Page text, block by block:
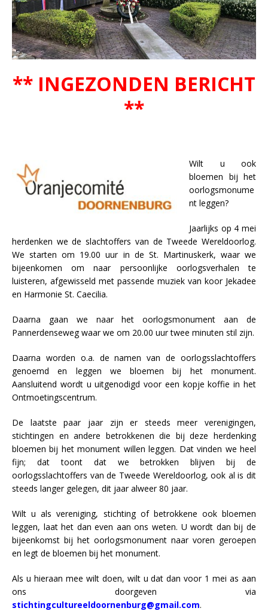
** INGEZONDEN BERICHT
**
Wilt u ook
bloemen bij het
oorlogsmonume
nt leggen?
Jaarlijks op 4 mei
herdenken we de slachtoffers van de Tweede Wereldoorlog.
We starten om 19.00 uur in de St. Martinuskerk, waar we
bijeenkomen om naar persoonlijke oorlogsverhalen te
luisteren, afgewisseld met passende muziek van koor Jekadee
en Harmonie St. Caecilia.
Daarna gaan we naar het oorlogsmonument aan de
Pannerdenseweg waar we om 20.00 uur twee minuten stil zijn.
Daarna worden o.a. de namen van de oorlogsslachtoffers
genoemd en leggen we bloemen bij het monument.
Aansluitend wordt u uitgenodigd voor een kopje koffie in het
Ontmoetingscentrum.
De laatste paar jaar zijn er steeds meer verenigingen,
stichtingen en andere betrokkenen die bij deze herdenking
bloemen bij het monument willen leggen. Dat vinden we heel
fijn; dat toont dat we betrokken blijven bij de
oorlogsslachtoffers van de Tweede Wereldoorlog, ook al is dit
steeds langer gelegen, dit jaar alweer 80 jaar.
Wilt u als vereniging, stichting of betrokkene ook bloemen
leggen, laat het dan even aan ons weten. U wordt dan bij de
bijeenkomst bij het oorlogsmonument naar voren geroepen
en legt de bloemen bij het monument.
Als u hieraan mee wilt doen, wilt u dat dan voor 1 mei as aan
ons doorgeven via
stichtingcultureeldoornenburg@gmail.com.